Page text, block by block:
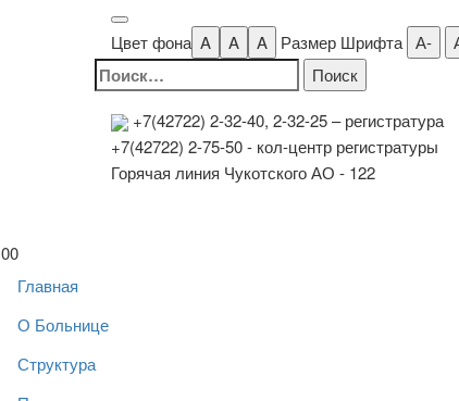
Цвет фона A A A Размер Шрифта А-
Найти:
+7(42722) 2-32-40, 2-32-25– регистратура
+7(42722) 2-75-50 - кол-центр регистратуры
Горячая линия Чукотского АО - 122
00
Главная
О Больнице
Структура